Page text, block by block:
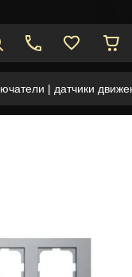
| датчики